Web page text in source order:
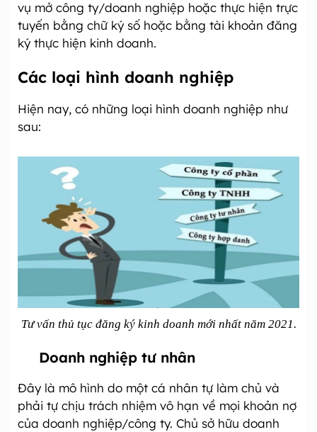
vụ mở công ty/doanh nghiệp hoặc thực hiện trực
tuyến bằng chữ ký số hoặc bằng tài khoản đăng
ký thực hiện kinh doanh.
Các loại hình doanh nghiệp
Hiện nay, có những loại hình doanh nghiệp như
sau:
Tư vấn thủ tục đăng ký kinh doanh mới nhất năm 2021.
Doanh nghiệp tư nhân
Đây là mô hình do một cá nhân tự làm chủ và
phải tự chịu trách nhiệm vô hạn về mọi khoản nợ
của doanh nghiệp/công ty. Chủ sở hữu doanh